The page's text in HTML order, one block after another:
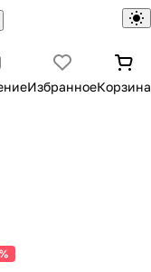
ИзбранноеКорзина